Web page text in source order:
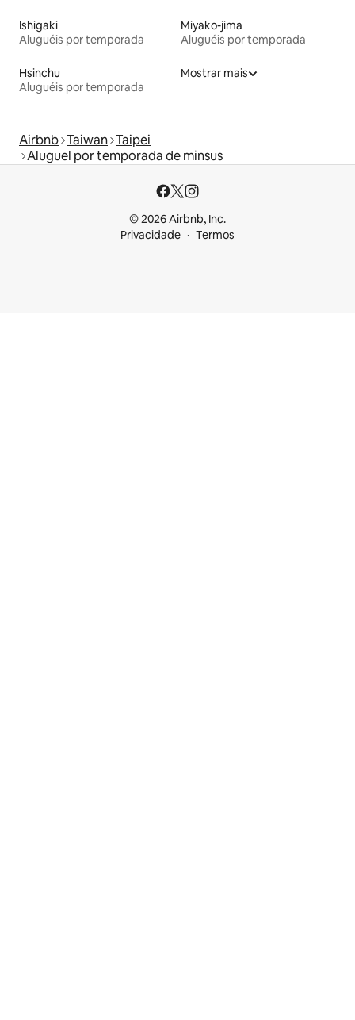
Ishigaki
Aluguéis por temporada
Miyako-jima
Aluguéis por temporada
Hsinchu
Aluguéis por temporada
Mostrar mais
Airbnb Taiwan Taipei
Aluguel por temporada de minsus
© 2026 Airbnb, Inc.
Privacidade
Termos